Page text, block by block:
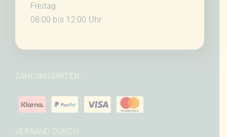
Freitag
08:00 bis 12:00 Uhr
ZAHLUNGSARTEN:
VERSAND DURCH: